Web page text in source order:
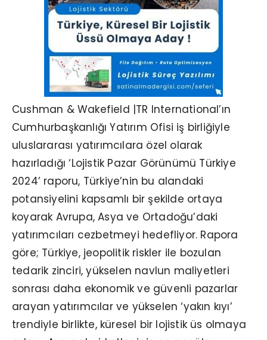
Cushman & Wakefield |TR International’ın
Cumhurbaşkanlığı Yatırım Ofisi iş birliğiyle
uluslararası yatırımcılara özel olarak
hazırladığı ‘Lojistik Pazar Görünümü Türkiye
2024’ raporu, Türkiye’nin bu alandaki
potansiyelini kapsamlı bir şekilde ortaya
koyarak Avrupa, Asya ve Ortadoğu’daki
yatırımcıları cezbetmeyi hedefliyor. Rapora
göre; Türkiye, jeopolitik riskler ile bozulan
tedarik zinciri, yükselen navlun maliyetleri
sonrası daha ekonomik ve güvenli pazarlar
arayan yatırımcılar ve yükselen ‘yakın kıyı’
trendiyle birlikte, küresel bir lojistik üs olmaya